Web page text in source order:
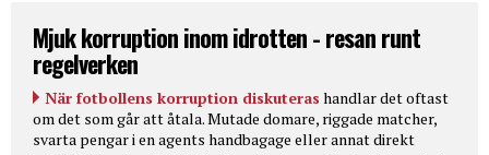
Mjuk korruption inom idrotten - resan runt
regelverken
När fotbollens korruption diskuteras handlar det oftast
om det som går att åtala. Mutade domare, riggade matcher,
svarta pengar i en agents handbagage eller annat direkt